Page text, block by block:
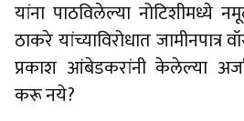
यांना पाठविलेल्या
ठाकरे यांच्याविरोधात जामीनपात्र
प्रकाश आंबेडकरांनी केलेल्या
करू नये?